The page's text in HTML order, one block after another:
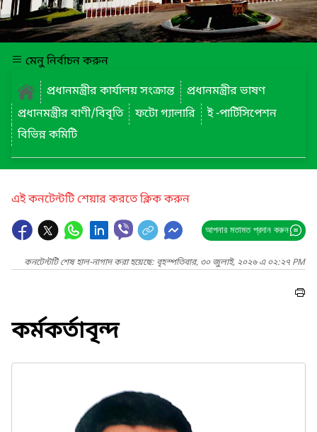
মেনু নির্বাচন করুন
প্রধানমন্ত্রীর কার্যালয় সংক্রান্ত
প্রধানমন্ত্রীর ভাষণ
প্রধানমন্ত্রীর বাণী/বিবৃতি
ফটো গ্যালারি
ই -পার্টিসিপেশন
বিভিন্ন কমিটি
এই কনটেন্টটি শেয়ার করতে ক্লিক করুন
আপনার মতামত প্রদান করুন
কনটেন্টটি শেষ হাল-নাগাদ করা হয়েছে: বৃহস্পতিবার, ৩০ জুলাই, ২০২৬ এ ০২:২৭ PM
কর্মকর্তাবৃন্দ